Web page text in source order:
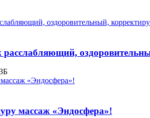
расслабляющий,
массаж «Эндосфера»!